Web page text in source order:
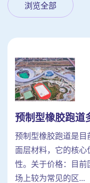
浏览全部
预制型橡胶跑道
预制型橡胶跑道是目
面层材料，它的核
性。关于价格：目前
场上较为常见的区...